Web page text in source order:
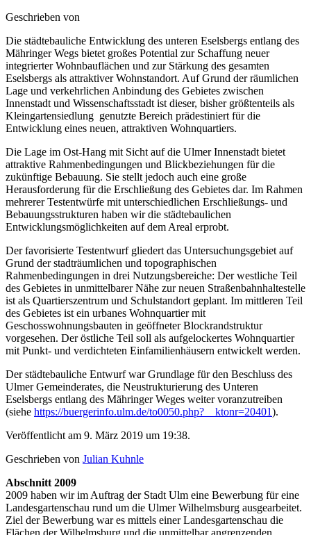
Geschrieben von
Die städtebauliche Entwicklung des unteren Eselsbergs entlang des
Mähringer Wegs bietet großes Potential zur Schaffung neuer
integrierter Wohnbauflächen und zur Stärkung des gesamten
Eselsbergs als attraktiver Wohnstandort. Auf Grund der räumlichen
Lage und verkehrlichen Anbindung des Gebietes zwischen
Innenstadt und Wissenschaftsstadt ist dieser, bisher größtenteils als
Kleingartensiedlung genutzte Bereich prädestiniert für die
Entwicklung eines neuen, attraktiven Wohnquartiers.
Die Lage im Ost-Hang mit Sicht auf die Ulmer Innenstadt bietet
attraktive Rahmenbedingungen und Blickbeziehungen für die
zukünftige Bebauung. Sie stellt jedoch auch eine große
Herausforderung für die Erschließung des Gebietes dar. Im Rahmen
mehrerer Testentwürfe mit unterschiedlichen Erschließungs- und
Bebauungsstrukturen haben wir die städtebaulichen
Entwicklungsmöglichkeiten auf dem Areal erprobt.
Der favorisierte Testentwurf gliedert das Untersuchungsgebiet auf
Grund der stadträumlichen und topographischen
Rahmenbedingungen in drei Nutzungsbereiche: Der westliche Teil
des Gebietes in unmittelbarer Nähe zur neuen Straßenbahnhaltestelle
ist als Quartierszentrum und Schulstandort geplant. Im mittleren Teil
des Gebietes ist ein urbanes Wohnquartier mit
Geschosswohnungsbauten in geöffneter Blockrandstruktur
vorgesehen. Der östliche Teil soll als aufgelockertes Wohnquartier
mit Punkt- und verdichteten Einfamilienhäusern entwickelt werden.
Der städtebauliche Entwurf war Grundlage für den Beschluss des
Ulmer Gemeinderates, die Neustrukturierung des Unteren
Eselsbergs entlang des Mähringer Weges weiter voranzutreiben
(siehe https://buergerinfo.ulm.de/to0050.php?__ktonr=20401).
Veröffentlicht am 9. März 2019 um 19:38.
Geschrieben von Julian Kuhnle
Abschnitt 2009
2009 haben wir im Auftrag der Stadt Ulm eine Bewerbung für eine
Landesgartenschau rund um die Ulmer Wilhelmsburg ausgearbeitet.
Ziel der Bewerbung war es mittels einer Landesgartenschau die
Flächen der Wilhelmsburg und die unmittelbar angrenzenden